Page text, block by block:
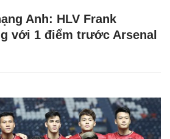
Anh: HLV Frank
với 1 điểm trước Arsenal